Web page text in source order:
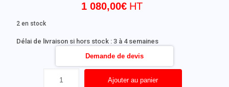
1 080,00€
Délai de livraison si hors stock : 3 à 4 semaines
2 en stock
Ajouter au panier
Demande de devis